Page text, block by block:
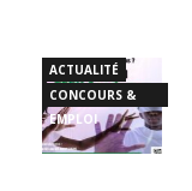
ACTUALITÉ
CONCOURS &
EMPLOI